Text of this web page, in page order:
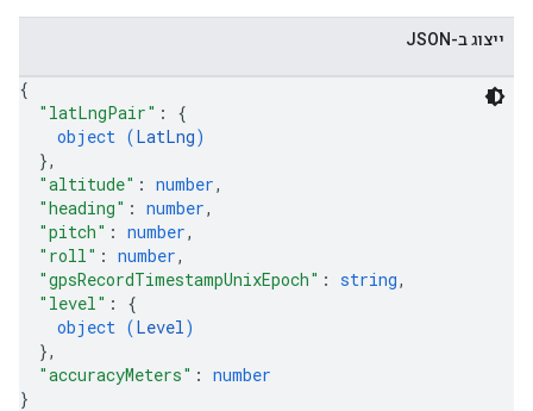
ייצוג ב-JSON
{
"latLngPair" : {
object (LatLng)
},
"altitude" : number,
"heading" : number,
"pitch" : number,
"roll" : number,
"gpsRecordTimestampUnixEpoch" : string,
"level" : {
object (Level)
},
"accuracyMeters" : number
}